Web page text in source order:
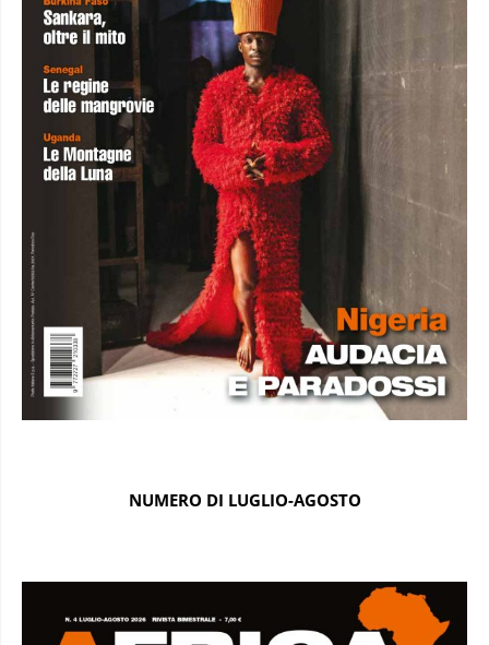
NUMERO DI LUGLIO-AGOSTO